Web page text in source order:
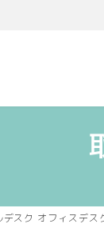
スク オフィスデス